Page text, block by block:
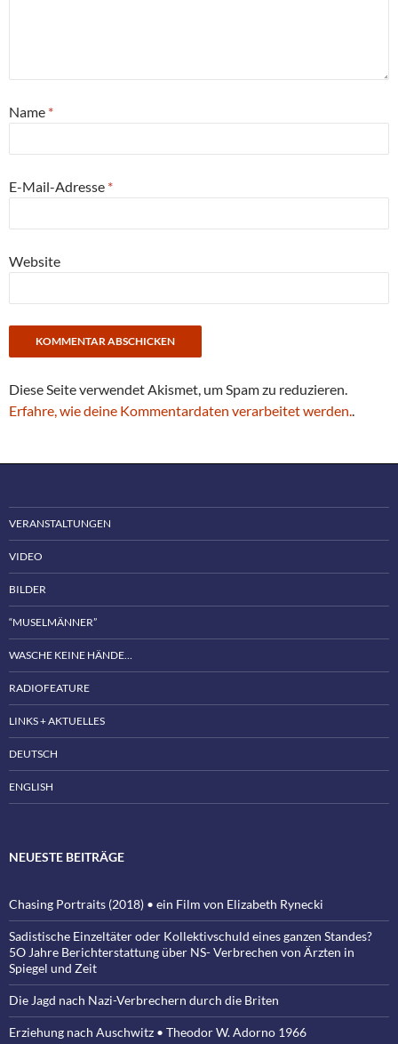
Name *
E-Mail-Adresse *
Website
Diese Seite verwendet Akismet, um Spam zu reduzieren.
Erfahre, wie deine Kommentardaten verarbeitet werden..
VERANSTALTUNGEN
VIDEO
BILDER
“MUSELMÄNNER”
WASCHE KEINE HÄNDE…
RADIOFEATURE
LINKS + AKTUELLES
DEUTSCH
ENGLISH
NEUESTE BEITRÄGE
Chasing Portraits (2018) • ein Film von Elizabeth Rynecki
Sadistische Einzeltäter oder Kollektivschuld eines ganzen Standes?
5O Jahre Berichterstattung über NS- Verbrechen von Ärzten in
Spiegel und Zeit
Die Jagd nach Nazi-Verbrechern durch die Briten
Erziehung nach Auschwitz • Theodor W. Adorno 1966